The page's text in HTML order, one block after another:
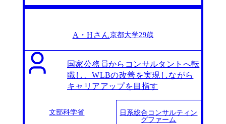
A・Hさん京都大学29歳
国家公務員からコンサルタントへ転
職し、WLBの改善を実現しながら
キャリアアップを目指す
文部科学省
日系総合コンサルティン
グファーム